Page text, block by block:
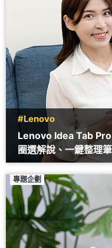
#Lenovo
Lenovo Idea Tab
圈選解說、一鍵整理
專題企劃